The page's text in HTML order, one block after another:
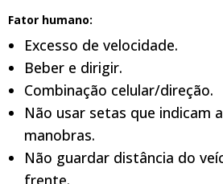
Fator humano:
Excesso de velocidade.
Beber e dirigir.
Combinação celular/direção.
Não usar setas que indicam
manobras.
Não guardar distância do
frente.